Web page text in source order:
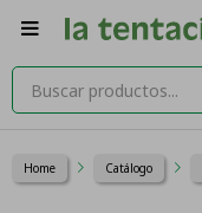

Home Catálogo